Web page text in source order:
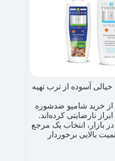
آسوده از ترب تهیه
از خرید شامپو ضدشوره
نارضایتی کرده‌اند.
بازار، انتخاب یک مرجع
بالایی برخوردار